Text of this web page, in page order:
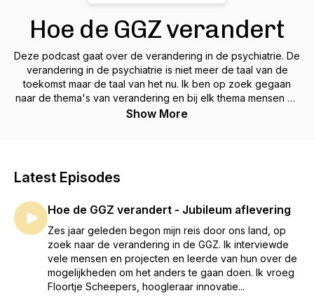
Hoe de GGZ verandert
Deze podcast gaat over de verandering in de psychiatrie. De
verandering in de psychiatrie is niet meer de taal van de
toekomst maar de taal van het nu. Ik ben op zoek gegaan
naar de thema's van verandering en bij elk thema mensen en
of projecten gezocht die dit thema doorleven.Ik interview
verandering van de GGZ past. Met deze podcast hoop ik
brede GGZ te inspireren en motiveren het anders te gaan
doen. De podcast kan door elkaar geluisterd worden al geeft
Veranderen van Visie wel een kleine introductie op de
podcast. Mijn motivatie:Ondanks een academische
achtergrond (promotie-onderzoek naar psycho-farmaca) en
mijn opleiding in het AMC heb ik in de loop der jaren steeds
meer de overtuiging gekregen dat het anders moet in de
Show More
Latest Episodes
Hoe de GGZ verandert - Jubileum aflevering
Zes jaar geleden begon mijn reis door ons land, op
zoek naar de verandering in de GGZ. Ik interviewde
vele mensen en projecten en leerde van hun over de
mogelijkheden om het anders te gaan doen. Ik vroeg
Floortje Scheepers, hoogleraar innovatie...